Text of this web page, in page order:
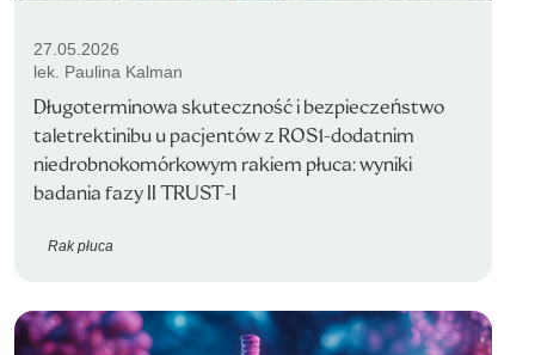
27.05.2026
lek. Paulina Kalman
Długoterminowa skuteczność i bezpieczeństwo
taletrektinibu u pacjentów z ROS1-dodatnim
niedrobnokomórkowym rakiem płuca: wyniki
badania fazy II TRUST-I
Rak płuca